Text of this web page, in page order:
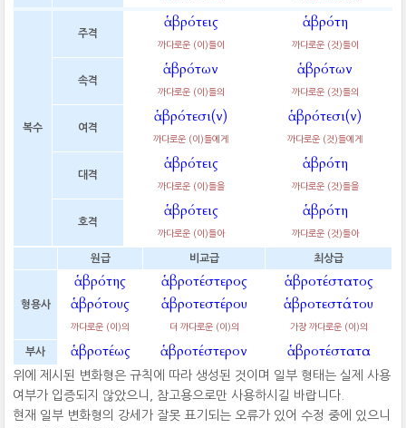
복수
주격
ἁβρότεις
까다로운 (이)들이
ἁβρότη
까다로운 (것)들이
속격
ἁβρότων
까다로운 (이)들의
ἁβρότων
까다로운 (것)들의
여격
ἁβρότεσι(ν)
까다로운 (이)들에게
ἁβρότεσι(ν)
까다로운 (것)들에게
대격
ἁβρότεις
까다로운 (이)들을
ἁβρότη
까다로운 (것)들을
호격
ἁβρότεις
까다로운 (이)들아
ἁβρότη
까다로운 (것)들아
원급 비교급 최상급
형용사
ἁβρότης
ἁβρότους
까다로운 (이)의
ἁβροτέστερος
ἁβροτεστέρου
더 까다로운 (이)의
ἁβροτέστατος
ἁβροτεστάτου
가장 까다로운 (이)의
부사 ἁβροτέως ἁβροτέστερον ἁβροτέστατα
위에 제시된 변화형은 규칙에 따라 생성된 것이며 일부 형태는 실제 사용
여부가 입증되지 않았으니, 참고용으로만 사용하시길 바랍니다.
현재 일부 변화형의 강세가 잘못 표기되는 오류가 있어 수정 중에 있으니